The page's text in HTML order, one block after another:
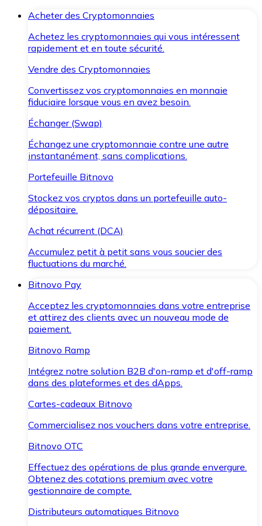
Acheter des Cryptomonnaies
Achetez les cryptomonnaies qui vous intéressent
rapidement et en toute sécurité.
Vendre des Cryptomonnaies
Convertissez vos cryptomonnaies en monnaie
fiduciaire lorsque vous en avez besoin.
Échanger (Swap)
Échangez une cryptomonnaie contre une autre
instantanément, sans complications.
Portefeuille Bitnovo
Stockez vos cryptos dans un portefeuille auto-
dépositaire.
Achat récurrent (DCA)
Accumulez petit à petit sans vous soucier des
fluctuations du marché.
Bitnovo Pay
Acceptez les cryptomonnaies dans votre entreprise
et attirez des clients avec un nouveau mode de
paiement.
Bitnovo Ramp
Intégrez notre solution B2B d'on-ramp et d'off-ramp
dans des plateformes et des dApps.
Cartes-cadeaux Bitnovo
Commercialisez nos vouchers dans votre entreprise.
Bitnovo OTC
Effectuez des opérations de plus grande envergure.
Obtenez des cotations premium avec votre
gestionnaire de compte.
Distributeurs automatiques Bitnovo